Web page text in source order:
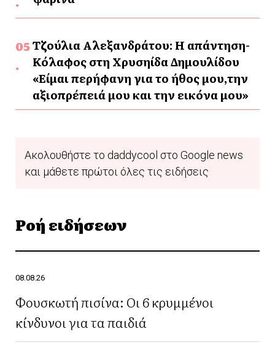
Τζούλια Αλεξανδράτου: Η απάντηση-
Κόλαφος στη Χρυσηίδα Δημουλίδου
«Είμαι περήφανη για το ήθος μου,την
αξιοπρέπειά μου και την εικόνα μου»
Ακολουθήστε το daddycool στο Google news
και μάθετε πρώτοι όλες τις ειδήσεις
Ροή ειδήσεων
08.08.26
Φουσκωτή πισίνα: Οι 6 κρυμμένοι
κίνδυνοι για τα παιδιά